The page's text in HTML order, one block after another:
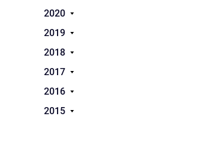
2020
2019
2018
2017
2016
2015